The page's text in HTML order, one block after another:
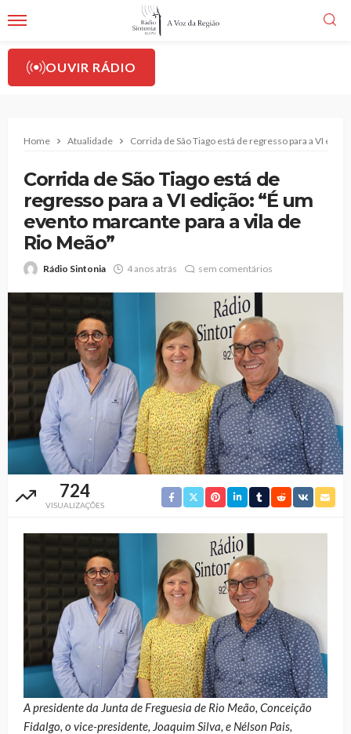
OUVIR RÁDIO
Home Atualidade Corrida de São Tiago está de regresso para a VI
Corrida de São Tiago está de
regresso para a VI edição: “É um
evento marcante para a vila de
Rio Meão”
Rádio Sintonia 4 anos atrás sem comentários
724
VISUALIZAÇÕES
A presidente da Junta de Freguesia de Rio Meão, Conceição
Fidalgo, o vice-presidente, Joaquim Silva, e Nélson Pais,